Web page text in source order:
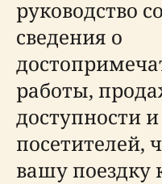
руководство
сведения о
работы,
доступности
посетителей,
вашу поездку